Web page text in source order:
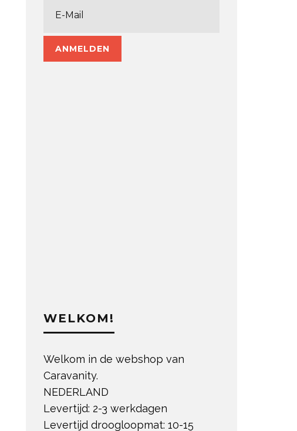
WELKOM!
Welkom in de webshop van
Caravanity.
NEDERLAND
Levertijd: 2-3 werkdagen
Levertijd droogloopmat: 10-15